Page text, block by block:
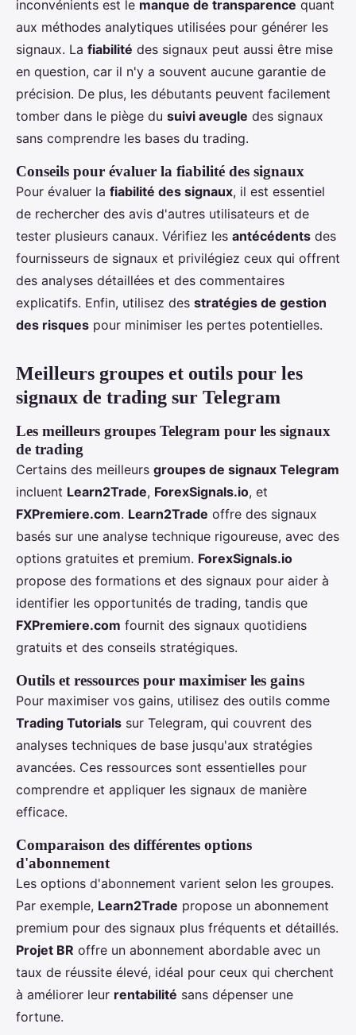
inconvénients est le manque de transparence quant
aux méthodes analytiques utilisées pour générer les
signaux. La fiabilité des signaux peut aussi être mise
en question, car il n'y a souvent aucune garantie de
précision. De plus, les débutants peuvent facilement
tomber dans le piège du suivi aveugle des signaux
sans comprendre les bases du trading.
Conseils pour évaluer la fiabilité des signaux
Pour évaluer la fiabilité des signaux, il est essentiel
de rechercher des avis d'autres utilisateurs et de
tester plusieurs canaux. Vérifiez les antécédents des
fournisseurs de signaux et privilégiez ceux qui offrent
des analyses détaillées et des commentaires
explicatifs. Enfin, utilisez des stratégies de gestion
des risques pour minimiser les pertes potentielles.
Meilleurs groupes et outils pour les
signaux de trading sur Telegram
Les meilleurs groupes Telegram pour les signaux
de trading
Certains des meilleurs groupes de signaux Telegram
incluent Learn2Trade, ForexSignals.io, et
FXPremiere.com. Learn2Trade offre des signaux
basés sur une analyse technique rigoureuse, avec des
options gratuites et premium. ForexSignals.io
propose des formations et des signaux pour aider à
identifier les opportunités de trading, tandis que
FXPremiere.com fournit des signaux quotidiens
gratuits et des conseils stratégiques.
Outils et ressources pour maximiser les gains
Pour maximiser vos gains, utilisez des outils comme
Trading Tutorials sur Telegram, qui couvrent des
analyses techniques de base jusqu'aux stratégies
avancées. Ces ressources sont essentielles pour
comprendre et appliquer les signaux de manière
efficace.
Comparaison des différentes options
d'abonnement
Les options d'abonnement varient selon les groupes.
Par exemple, Learn2Trade propose un abonnement
premium pour des signaux plus fréquents et détaillés.
Projet BR offre un abonnement abordable avec un
taux de réussite élevé, idéal pour ceux qui cherchent
à améliorer leur rentabilité sans dépenser une
fortune.